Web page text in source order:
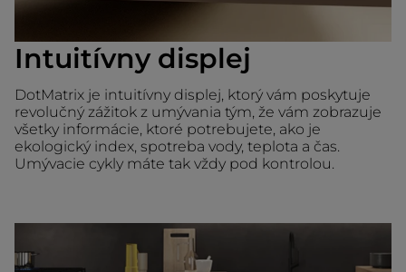
Intuitívny displej
DotMatrix je intuitívny displej, ktorý vám poskytuje
revolučný zážitok z umývania tým, že vám zobrazuje
všetky informácie, ktoré potrebujete, ako je
ekologický index, spotreba vody, teplota a čas.
Umývacie cykly máte tak vždy pod kontrolou.